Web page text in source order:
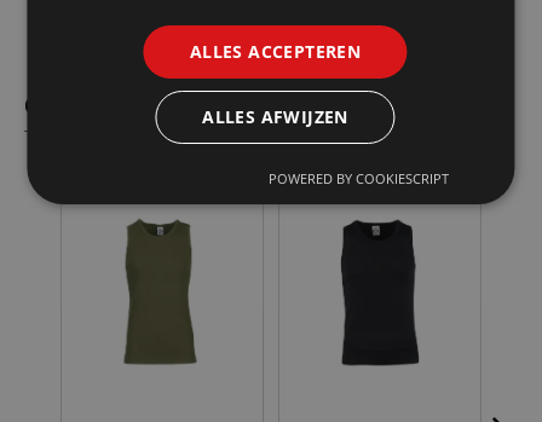
Gelijkaardige producten
ALLES ACCEPTEREN
ALLES AFWIJZEN
POWERED BY COOKIESCRIPT